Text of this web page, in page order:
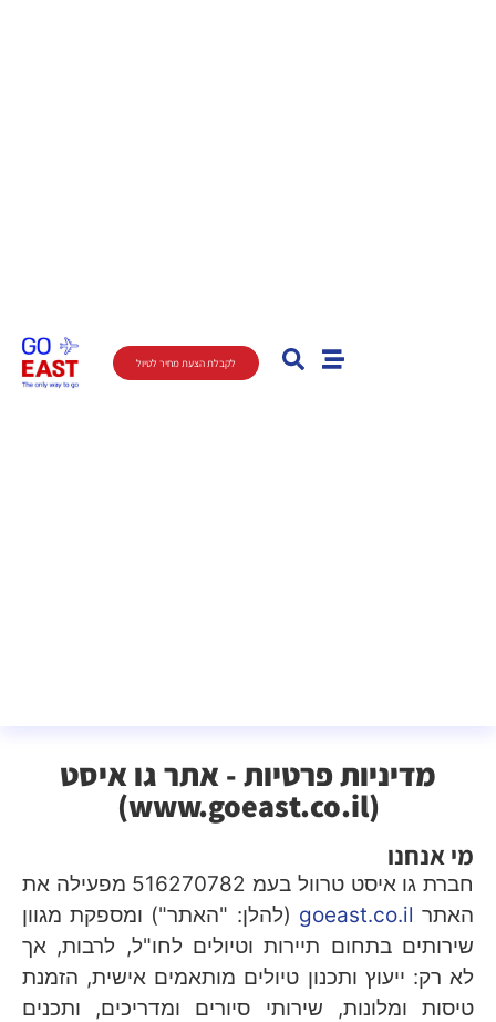
לקבלת הצעת מחיר לטיול
מדיניות פרטיות - אתר גו איסט
(www.goeast.co.il)
מי אנחנו
חברת גו איסט טרוול בעמ 516270782 מפעילה את
האתר goeast.co.il (להלן: "האתר") ומספקת מגוון
שירותים בתחום תיירות וטיולים לחו"ל, לרבות, אך
לא רק: ייעוץ ותכנון טיולים מותאמים אישית, הזמנת
טיסות ומלונות, שירותי סיורים ומדריכים, ותכנים